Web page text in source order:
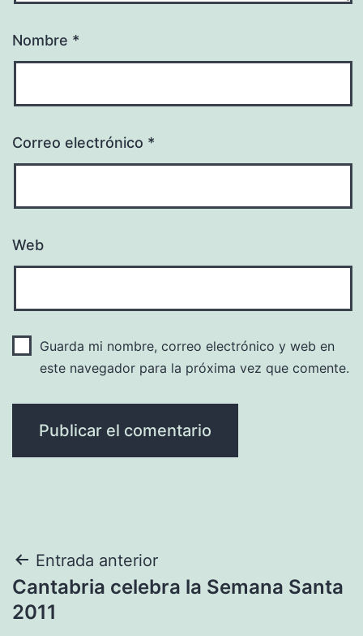
Nombre *
Correo electrónico *
Web
Guarda mi nombre, correo electrónico y web en
este navegador para la próxima vez que comente.
Navegación
de
Entrada anterior
Cantabria celebra la Semana Santa
2011